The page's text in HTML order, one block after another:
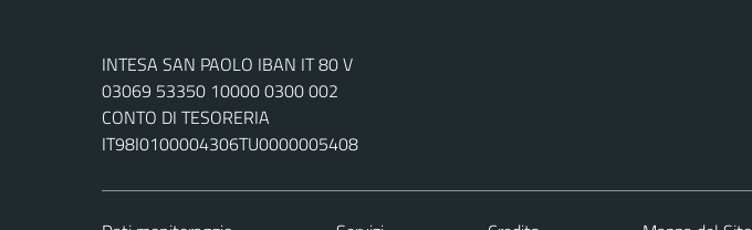
INTESA SAN PAOLO IBAN IT 80 V
03069 53350 10000 0300 002
CONTO DI TESORERIA
IT98I0100004306TU0000005408